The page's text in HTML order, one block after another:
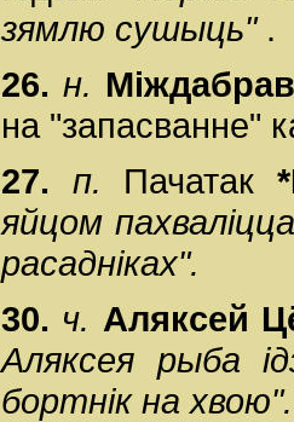
зямлю сушыць" .
26.н.
на "запасванне"
27. п. Пачатак
яйцом
расадніках".
30. ч. Аляксей
Аляксея рыба
бортнік на хвою".